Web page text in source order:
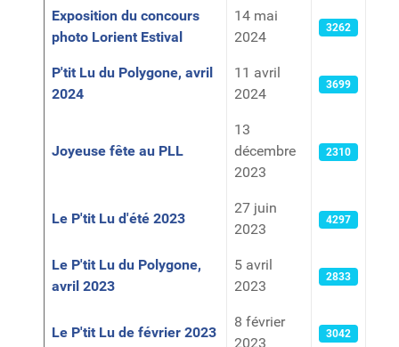
Exposition du concours
photo Lorient Estival
14 mai
2024
3262
P'tit Lu du Polygone, avril
2024
11 avril
2024
3699
Joyeuse fête au PLL
13
décembre
2023
2310
Le P'tit Lu d'été 2023
27 juin
2023
4297
Le P'tit Lu du Polygone,
avril 2023
5 avril
2023
2833
Le P'tit Lu de février 2023
8 février
2023
3042